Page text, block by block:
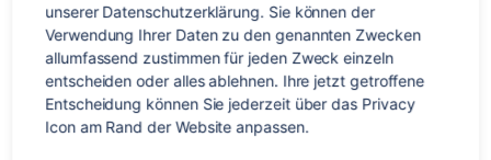
Beitragsautor
VonStephan Braun Veröffentlichungsdatum
13. November 2014
Keine Kommentarezu
Sightseeing
in
unserer Datenschutzerklärung. Sie können der
Verwendung Ihrer Daten zu den genannten Zwecken
allumfassend zustimmen für jeden Zweck einzeln
entscheiden oder alles ablehnen. Ihre jetzt getroffene
Entscheidung können Sie jederzeit über das Privacy
Icon am Rand der Website anpassen.